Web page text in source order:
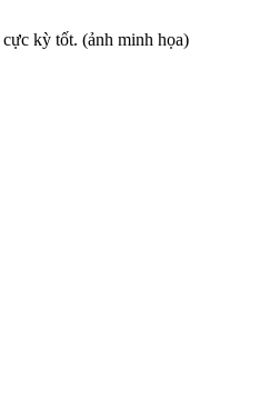
kỳ tốt. (ảnh minh họa)